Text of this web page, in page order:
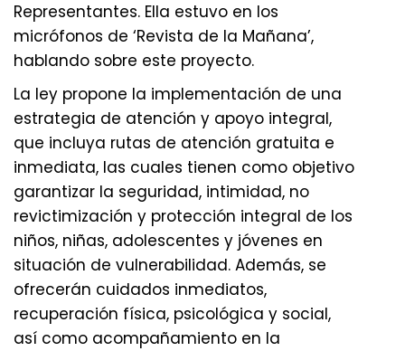
Representantes. Ella estuvo en los
micrófonos de ‘Revista de la Mañana’,
hablando sobre este proyecto.
La ley propone la implementación de una
estrategia de atención y apoyo integral,
que incluya rutas de atención gratuita e
inmediata, las cuales tienen como objetivo
garantizar la seguridad, intimidad, no
revictimización y protección integral de los
niños, niñas, adolescentes y jóvenes en
situación de vulnerabilidad. Además, se
ofrecerán cuidados inmediatos,
recuperación física, psicológica y social,
así como acompañamiento en la